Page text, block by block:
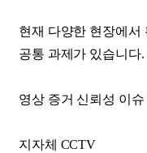
현재 다양한 현장에서
공통 과제가 있습니다.
영상 증거 신뢰성 이슈
지자체 CCTV